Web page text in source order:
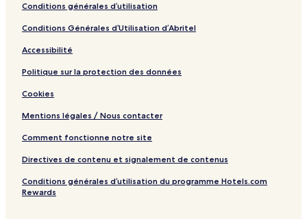
Conditions générales d’utilisation
Conditions Générales d’Utilisation d’Abritel
Accessibilité
Politique sur la protection des données
Cookies
Mentions légales / Nous contacter
Comment fonctionne notre site
Directives de contenu et signalement de contenus
Conditions générales d’utilisation du programme Hotels.com
Rewards